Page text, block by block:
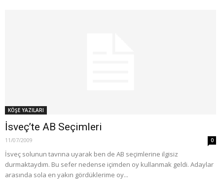
KÖŞE YAZILARI
İsveç’te AB Seçimleri
11/07/2009 0
İsveç solunun tavrına uyarak ben de AB seçimlerine ilgisiz
durmaktaydım. Bu sefer nedense içimden oy kullanmak geldi. Adaylar
arasında sola en yakın gördüklerime oy...